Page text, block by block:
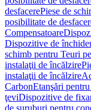
desfacerePiese de
posibilitate de
Compensatoare
Dispozitive de
schimb pentru Teuri
instalaţii de încălzire
instalaţii de încălzire
CarbonEtanşări
ţeviDispozitive de
de șuruburi pentru